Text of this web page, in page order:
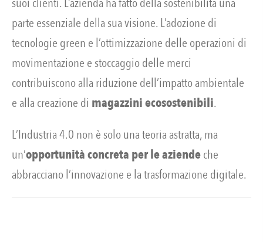
parte essenziale della sua visione. L’adozione di
tecnologie green e l’ottimizzazione delle operazioni di
movimentazione e stoccaggio delle merci
contribuiscono alla riduzione dell’impatto ambientale
e alla creazione di magazzini ecosostenibili.
L’Industria 4.0 non è solo una teoria astratta, ma
un’opportunità concreta per le aziendeche
abbracciano l’innovazione e la trasformazione digitale.